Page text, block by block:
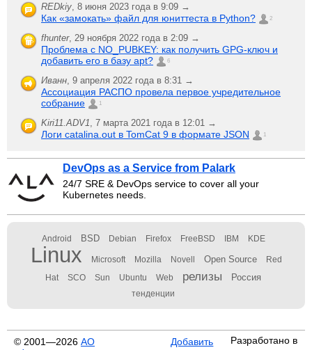
REDkiy 8 июня 2023 года в 9:09 →
Как «замокать» файл для юниттеста в Python? 2
fhunter, 29 ноября 2022 года в 2:09 →
Проблема с NO_PUBKEY: как получить GPG-ключ и
добавить его в базу apt?
6
Иванн 9 апреля 2022 года в 8:31 →
Ассоциация РАСПО провела первое учредительное
собрание
1
Kiri11.ADV1 7 марта 2021 года в 12:01 →
Логи catalina.out в TomCat 9 в формате JSON 1
DevOps as a Service from Palark
24/7 SRE & DevOps service to cover all your
Kubernetes needs.
Android BSD Debian Firefox FreeBSD IBM KDE
Linux Microsoft Mozilla Novell Open Source Red
Hat SCO Sun Ubuntu Web релизы Россия
тенденции
© 2001—2026 АО
Добавить
Разработано в